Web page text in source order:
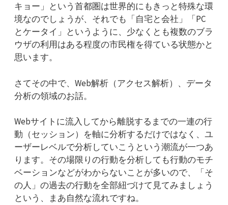
キョー」という首都圏は世界的にもきっと特殊な環
境なのでしょうが、それでも「自宅と会社」「PC
とケータイ」というように、少なくとも複数のブラ
ウザの利用はある程度の市民権を得ている状態かと
思います。
さてその中で、Web解析（アクセス解析）、データ
分析の領域のお話。
Webサイトに流入してから離脱するまでの一連の行
動（セッション）を軸に分析するだけではなく、ユ
ーザーレベルで分析していこうという潮流が一つあ
ります。その場限りの行動を分析しても行動のモチ
ベーションなどがわからないことが多いので、「そ
の人」の過去の行動を全部紐づけて見てみましょう
という、まあ自然な流れですね。